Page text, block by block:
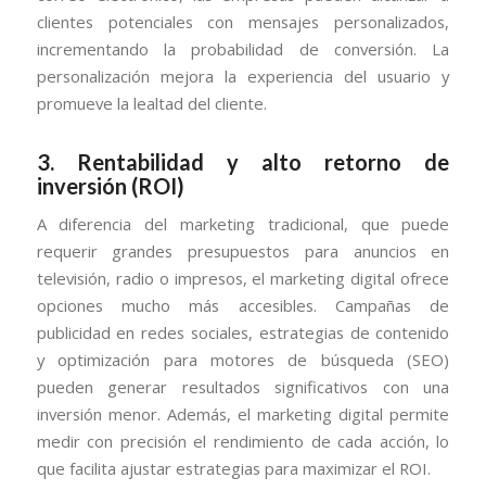
clientes potenciales con mensajes personalizados,
incrementando la probabilidad de conversión. La
personalización mejora la experiencia del usuario y
promueve la lealtad del cliente.
3. Rentabilidad y alto retorno de
inversión (ROI)
A diferencia del marketing tradicional, que puede
requerir grandes presupuestos para anuncios en
televisión, radio o impresos, el marketing digital ofrece
opciones mucho más accesibles. Campañas de
publicidad en redes sociales, estrategias de contenido
y optimización para motores de búsqueda (SEO)
pueden generar resultados significativos con una
inversión menor. Además, el marketing digital permite
medir con precisión el rendimiento de cada acción, lo
que facilita ajustar estrategias para maximizar el ROI.